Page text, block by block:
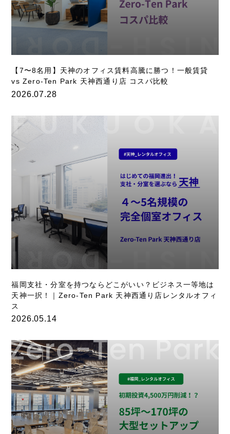
【7〜8名用】天神のオフィス賃料高騰に勝つ！一般賃貸
vs Zero-Ten Park 天神西通り店 コスパ比較
2026.07.28
福岡支社・分室を持つならどこがいい？ビジネス一等地は
天神一択！｜Zero-Ten Park 天神西通り店レンタルオフィ
ス
2026.05.14